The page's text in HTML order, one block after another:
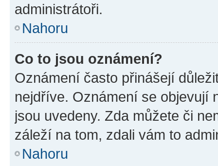
administrátoři.
Nahoru
Co to jsou oznámení?
Oznámení často přinášejí
nejdříve. Oznámení se objevují
jsou uvedeny. Zda můžete či
záleží na tom, zdali vám to
Nahoru